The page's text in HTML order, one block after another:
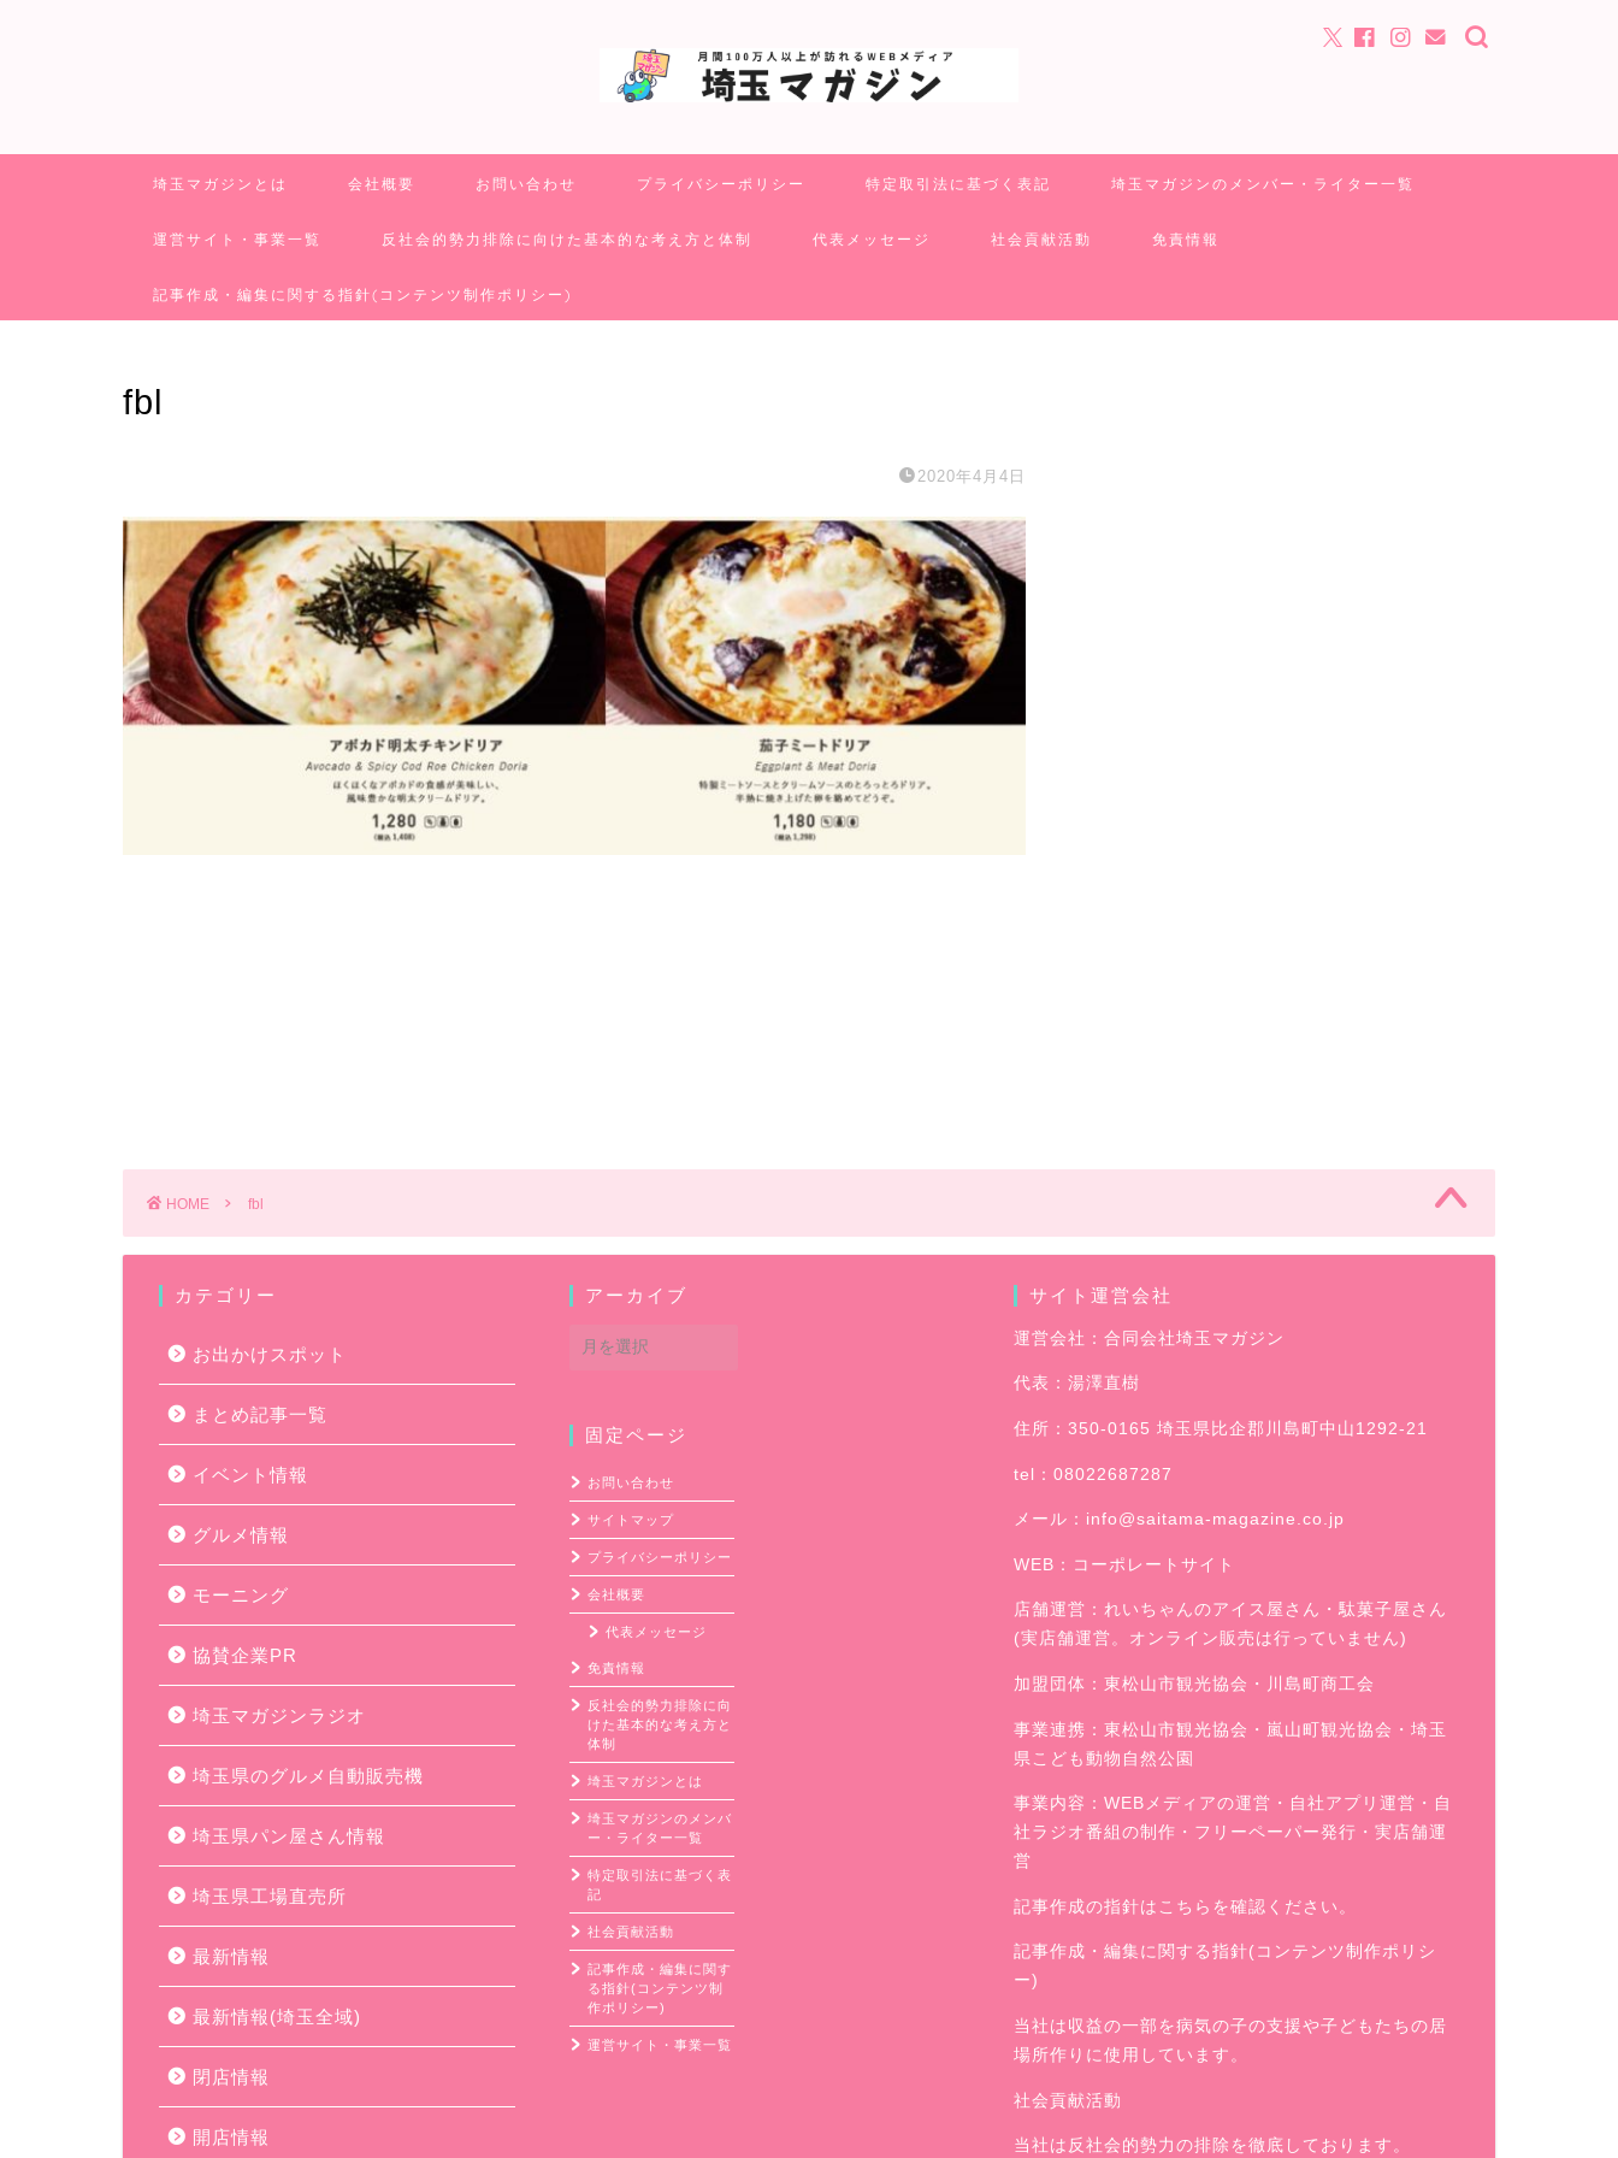
埼玉マガジンとは 会社概要 お問い合わせ プライバシーポリシー 特定取引法に基づく表記 埼玉マガジンのメンバー・ライター一覧
運営サイト・事業一覧 反社会的勢力排除に向けた基本的な考え方と体制 代表メッセージ 社会貢献活動 免責情報
記事作成・編集に関する指針(コンテンツ制作ポリシー)
fbl
2020年4月4日
HOME fbl
カテゴリー
お出かけスポット
まとめ記事一覧
イベント情報
グルメ情報
モーニング
協賛企業PR
埼玉マガジンラジオ
埼玉県のグルメ自動販売機
埼玉県パン屋さん情報
埼玉県工場直売所
最新情報
最新情報(埼玉全域)
閉店情報
開店情報
アーカイブ
ア
ー
固定ページ
お問い合わせ
サイトマップ
プライバシーポリシー
会社概要
代表メッセージ
免責情報
反社会的勢力排除に向
けた基本的な考え方と
体制
埼玉マガジンとは
埼玉マガジンのメンバ
ー・ライター一覧
特定取引法に基づく表
記
社会貢献活動
記事作成・編集に関す
る指針(コンテンツ制
作ポリシー)
運営サイト・事業一覧
サイト運営会社
運営会社：合同会社埼玉マガジン
代表：湯澤直樹
住所：350-0165 埼玉県比企郡川島町中山1292-21
tel：08022687287
メール： info@saitama-magazine.co.jp
WEB： コーポレートサイト
店舗運営：れいちゃんのアイス屋さん ・駄菓子屋さん
(実店舗運営。オンライン販売は行っていません)
加盟団体：東松山市観光協会・川島町商工会
事業連携：東松山市観光協会・嵐山町観光協会・埼玉
県こども動物自然公園
事業内容：WEBメディアの運営・自社アプリ運営・自
社ラジオ番組の制作・フリーペーパー発行・実店舗運
営
記事作成の指針はこちらを確認ください。
記事作成・編集に関する指針(コンテンツ制作ポリシ
ー)
当社は収益の一部を病気の子の支援や子どもたちの居
場所作りに使用しています。
社会貢献活動
当社は反社会的勢力の排除を徹底しております。